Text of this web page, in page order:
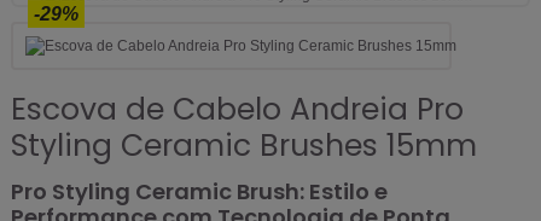
-29%
Escova de Cabelo Andreia Pro
Styling Ceramic Brushes 15mm
Pro Styling Ceramic Brush: Estilo e